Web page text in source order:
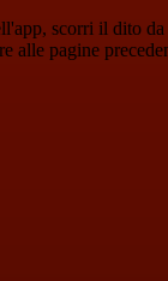
scorri il dito da
alle pagine